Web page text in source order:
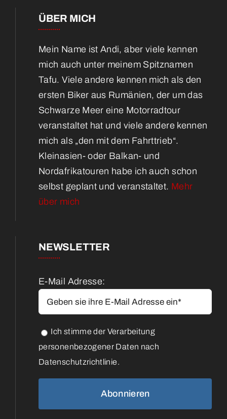
ÜBER MICH
Mein Name ist Andi, aber viele kennen
mich auch unter meinem Spitznamen
Tafu. Viele andere kennen mich als den
ersten Biker aus Rumänien, der um das
Schwarze Meer eine Motorradtour
veranstaltet hat und viele andere kennen
mich als „den mit dem Fahrttrieb“.
Kleinasien- oder Balkan- und
Nordafrikatouren habe ich auch schon
selbst geplant und veranstaltet. Mehr
über mich
NEWSLETTER
E-Mail Adresse:
Ich stimme der Verarbeitung
personenbezogener Daten nach
Datenschutzrichtlinie.